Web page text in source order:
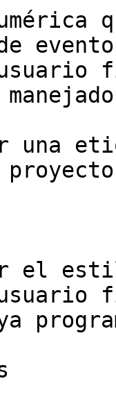
una
el